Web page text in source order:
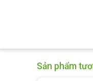
Sản phẩm